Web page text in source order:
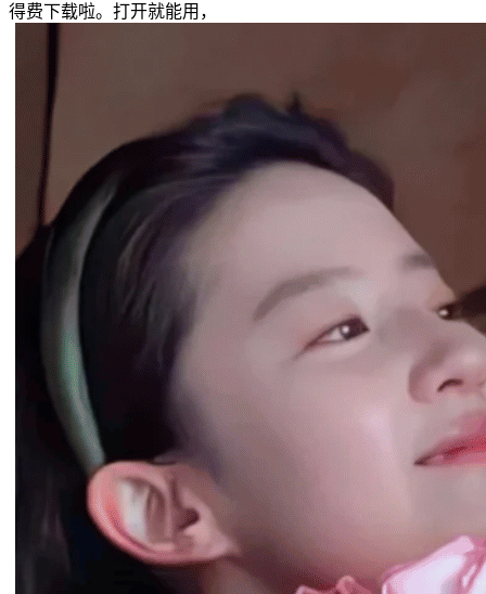
得费下载啦。打开就能用，